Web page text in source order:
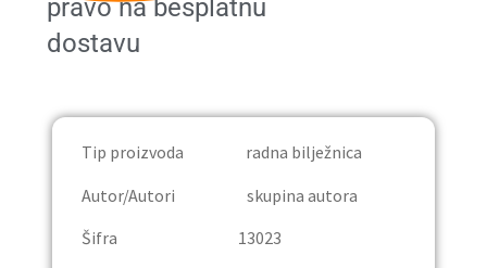
Publicistika
Udžbenici
pravo na besplatnu
dostavu
Tip proizvoda radna bilježnica
Autor/Autori skupina autora
Šifra 13023